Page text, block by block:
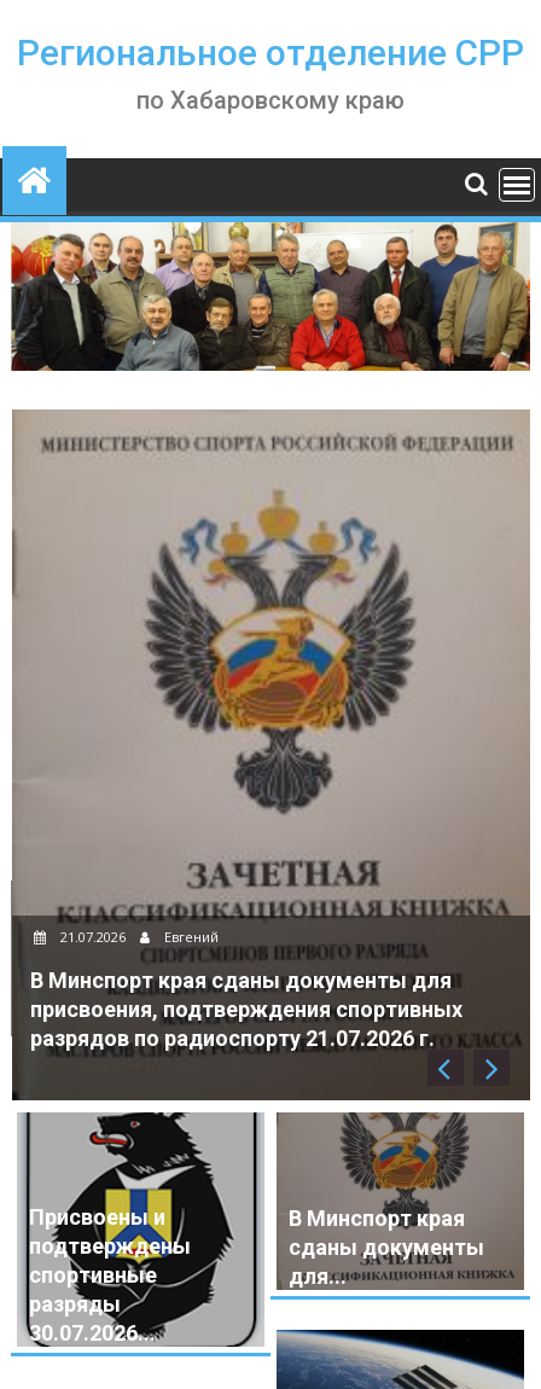
content
Региональное отделение СРР
по Хабаровскому краю
21.07.2026 Евгений
В Минспорт края сданы документы для
присвоения, подтверждения спортивных
разрядов по радиоспорту 21.07.2026 г.
Присвоены и
подтверждены
спортивные
разряды
30.07.2026...
В Минспорт края
сданы документы
для...